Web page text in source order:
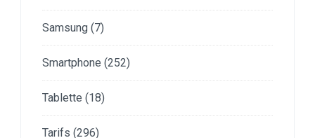
Samsung (7)
Smartphone (252)
Tablette (18)
Tarifs (296)